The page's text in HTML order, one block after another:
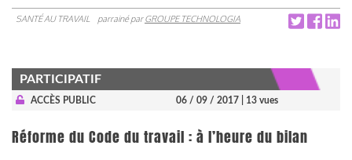
SANTÉ AU TRAVAIL parrainé parGROUPE TECHNOLOGIA
PARTICIPATIF
ACCÈS PUBLIC 06 / 09 / 2017 | 13 vues
Réforme du Code du travail : à l’heure du bilan